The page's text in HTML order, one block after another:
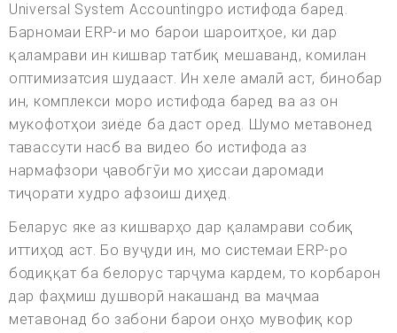
Universal System Accountingро истифода баред.
Барномаи ERP-и мо барои шароитҳое, ки дар
қаламрави ин кишвар татбиқ мешаванд, комилан
оптимизатсия шудааст. Ин хеле амалӣ аст, бинобар
ин, комплекси моро истифода баред ва аз он
мукофотҳои зиёде ба даст оред. Шумо метавонед
тавассути насб ва видео бо истифода аз
нармафзори ҷавобгӯи мо ҳиссаи даромади
тиҷорати худро афзоиш диҳед.
Беларус яке аз кишварҳо дар қаламрави собиқ
иттиҳод аст. Бо вуҷуди ин, мо системаи ERP-ро
бодиққат ба белорус тарҷума кардем, то корбарон
дар фаҳмиш душворӣ накашанд ва маҷмаа
метавонад бо забони барои онҳо мувофиқ кор